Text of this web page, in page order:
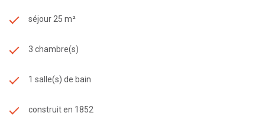
séjour 25 m²
3 chambre(s)
1 salle(s) de bain
construit en 1852